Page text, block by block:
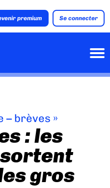
premium Se connecter
– brèves »
: les
sortent
gros